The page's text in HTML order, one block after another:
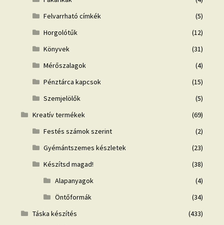
Felvarrható címkék
(5)
Horgolótűk
(12)
Könyvek
(31)
Mérőszalagok
(4)
Pénztárca kapcsok
(15)
Szemjelölők
(5)
Kreatív termékek
(69)
Festés számok szerint
(2)
Gyémántszemes készletek
(23)
Készítsd magad!
(38)
Alapanyagok
(4)
Öntőformák
(34)
Táska készítés
(433)